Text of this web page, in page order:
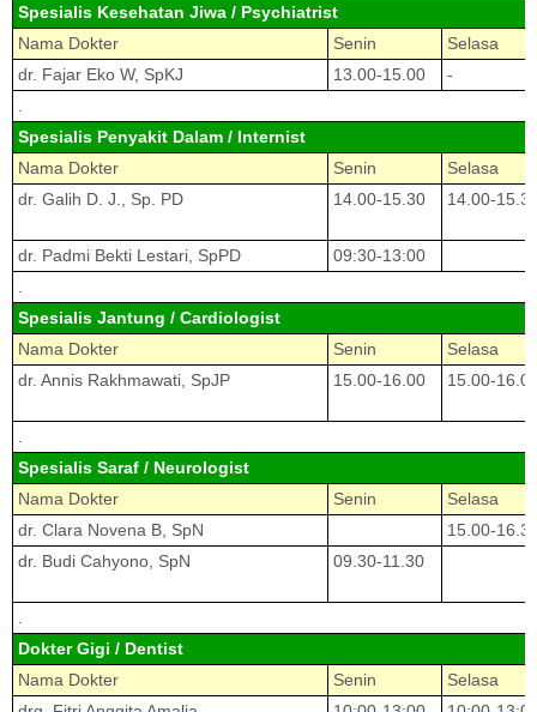
Spesialis Kesehatan Jiwa / Psychiatrist
Nama Dokter
Senin
Selasa
dr. Fajar Eko W, SpKJ
13.00-15.00
-
Spesialis Penyakit Dalam / Internist
Nama Dokter
Senin
Selasa
dr. Galih D. J., Sp. PD
14.00-15.30 14.00-
dr. Padmi Bekti Lestari, SpPD
09:30-13:00
Spesialis Jantung / Cardiologist
Nama Dokter
Senin
Selasa
dr. Annis Rakhmawati, SpJP
15.00-16.00 15.00-
Spesialis Saraf / Neurologist
Nama Dokter
Senin
Selasa
dr. Clara Novena B, SpN
15.00-
dr. Budi Cahyono, SpN
09.30-11.30
Dokter Gigi / Dentist
Nama Dokter
Senin
Selasa